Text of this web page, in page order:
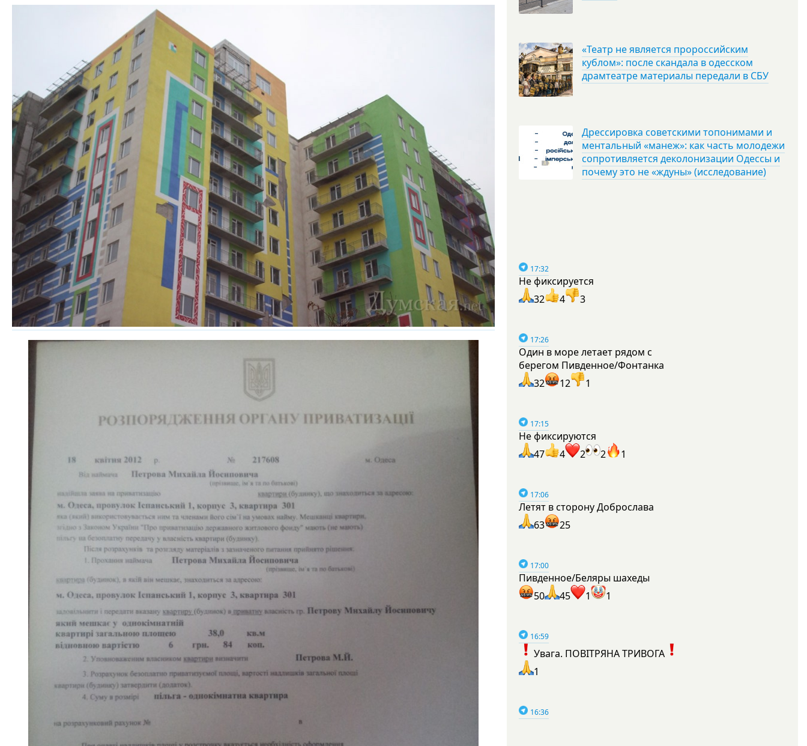
«Театр не является пророссийским
кублом»: после скандала в одесском
драмтеатре материалы передали в СБУ
Дрессировка советскими топонимами и
ментальный «манеж»: как часть молодежи
сопротивляется деколонизации Одессы и
почему это не «ждуны» (исследование)
17:32
Не фиксируется
32
4 3
17:26
Один в море летает рядом с
берегом Пивденное/Фонтанка
32
12 1
17:15
Не фиксируются
47
4 2 2 1
17:06
Летят в сторону Доброслава
63
25
17:00
Пивденное/Беляры шахеды
50
45 1 1
16:59
Увага. ПОВІТРЯНА ТРИВОГА
1
16:36